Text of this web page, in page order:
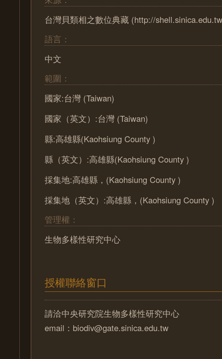
台灣貝類相之數位典藏 (http://
語言：
中文
範圍：
國家:台灣 (Taiwan)
國家（英文）:台灣 (Taiwan)
縣:高雄縣(Kaohsiung County )
縣（英文）:高雄縣(Kaohsiung County )
採集地:高雄縣，(Kaohsiung County )
採集地（英文）:高雄縣，(Kaohsiung County )
管理權：
生物多樣性研究中心
授權聯絡窗口
請洽中央研究院生物多樣性研究中心
email：biodiv@gate.sinica.edu.tw